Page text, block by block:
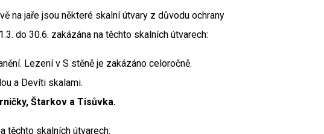
na jaře jsou některé skalní útvary z důvodu ochrany
do 30.6. zakázána na těchto skalních útvarech:
Lezení v S stěně je zakázáno celoročně.
a Devíti skalami.
Štarkov a Tisůvka.
těchto skalních útvarech: